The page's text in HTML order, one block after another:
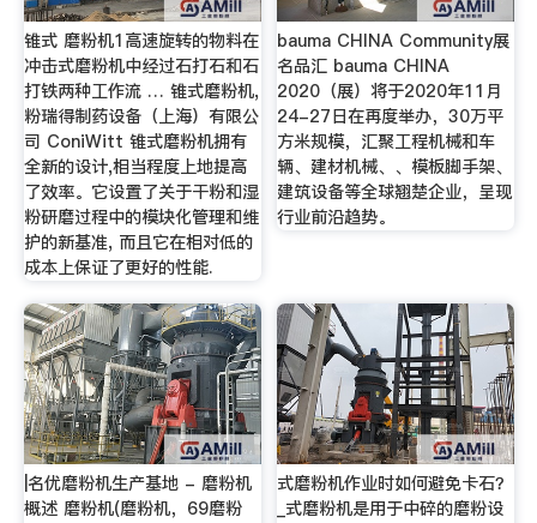
锥式 磨粉机1高速旋转的物料在
冲击式磨粉机中经过石打石和石
打铁两种工作流 … 锥式磨粉机,
粉瑞得制药设备（上海）有限公
司 ConiWitt 锥式磨粉机拥有
全新的设计,相当程度上地提高
了效率。它设置了关于干粉和湿
粉研磨过程中的模块化管理和维
护的新基准, 而且它在相对低的
成本上保证了更好的性能.
bauma CHINA Community展
名品汇 bauma CHINA
2020（展）将于2020年11月
24-27日在再度举办，30万平
方米规模，汇聚工程机械和车
辆、建材机械、、模板脚手架、
建筑设备等全球翘楚企业，呈现
行业前沿趋势。
|名优磨粉机生产基地 - 磨粉机
概述 磨粉机(磨粉机，69磨粉
式磨粉机作业时如何避免卡石？
_式磨粉机是用于中碎的磨粉设